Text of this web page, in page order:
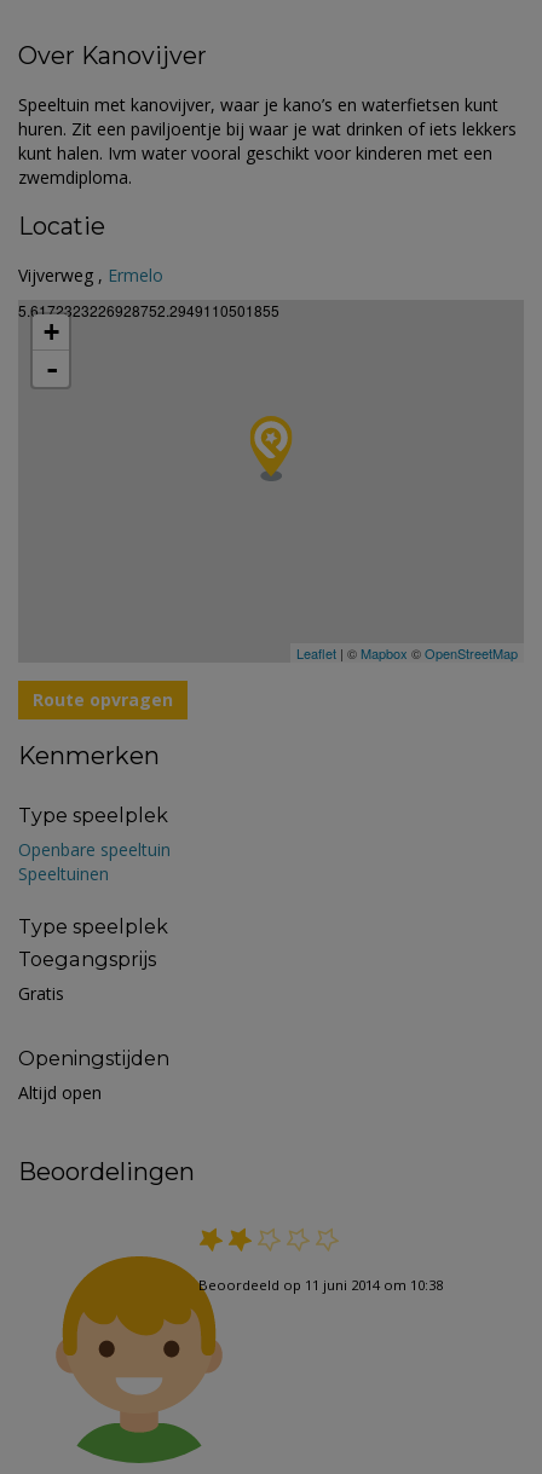
Over Kanovijver
Speeltuin met kanovijver, waar je kano’s en waterfietsen kunt
huren. Zit een paviljoentje bij waar je wat drinken of iets lekkers
kunt halen. Ivm water vooral geschikt voor kinderen met een
zwemdiploma.
Locatie
Vijverweg , Ermelo
5.6172323226928752.2949110501855
+
-
Leaflet | © Mapbox ©OpenStreetMap
Route opvragen
Kenmerken
Type speelplek
Openbare speeltuin
Speeltuinen
Type speelplek
Toegangsprijs
Gratis
Openingstijden
Altijd open
Beoordelingen
Beoordeeld op 11 juni 2014 om 10:38